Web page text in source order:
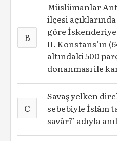
B
Müslümanlar
ilçesi
göre
II. Konstans’ın
altındaki 500
donanması ile
C
Savaş yelken
sebebiyle İslâm
savârî” adıyla